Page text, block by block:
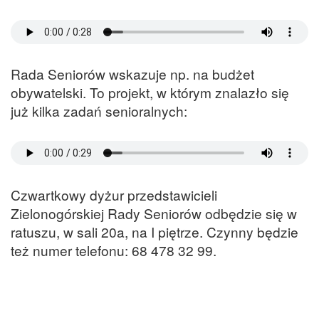
Rada Seniorów wskazuje np. na budżet
obywatelski. To projekt, w którym znalazło się
już kilka zadań senioralnych:
Czwartkowy dyżur przedstawicieli
Zielonogórskiej Rady Seniorów odbędzie się w
ratuszu, w sali 20a, na I piętrze. Czynny będzie
też numer telefonu: 68 478 32 99.